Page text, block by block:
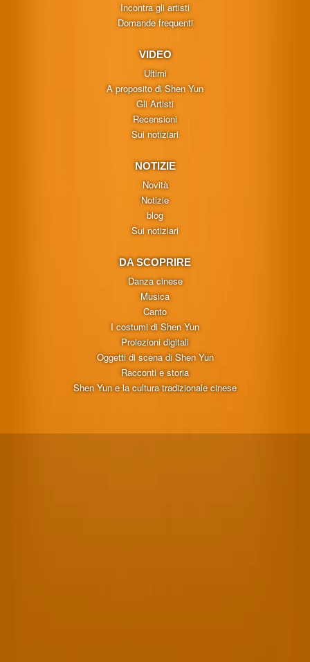
Incontra gli artisti
Domande frequenti
VIDEO
Ultimi
A proposito di Shen Yun
Gli Artisti
Recensioni
Sui notiziari
NOTIZIE
Novità
Notizie
blog
Sui notiziari
DA SCOPRIRE
Danza cinese
Musica
Canto
I costumi di Shen Yun
Proiezioni digitali
Oggetti di scena di Shen Yun
Racconti e storia
Shen Yun e la cultura tradizionale cinese